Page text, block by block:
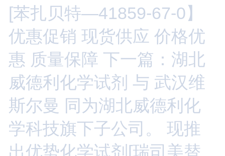
[苯扎贝特—41859-67-0】
优惠促销 现货供应 价格优
惠 质量保障 下一篇：湖北
威德利化学试剂 与 武汉维
斯尔曼 同为湖北威德利化
学科技旗下子公司。 现推
出优势化学试剂[瑞司美替